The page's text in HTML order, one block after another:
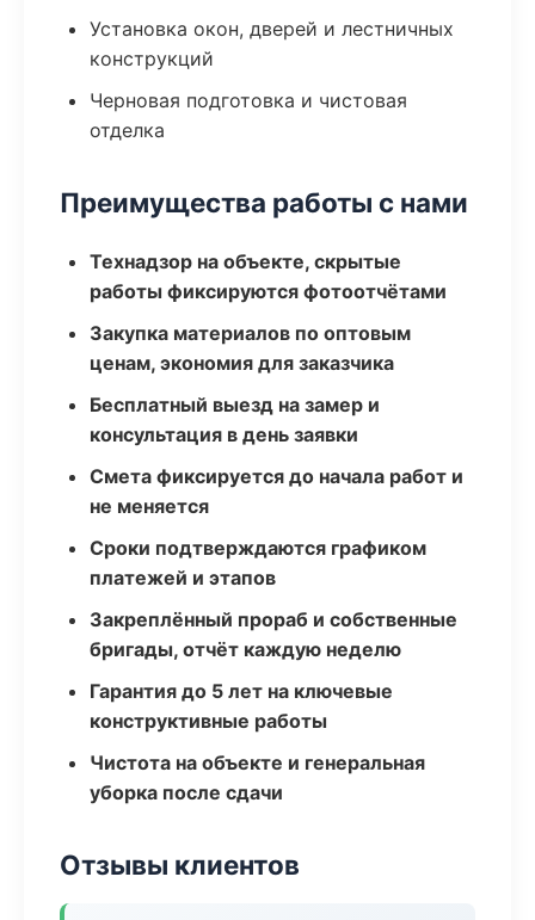
Установка окон, дверей и лестничных
конструкций
Черновая подготовка и чистовая
отделка
Преимущества работы с нами
Технадзор на объекте, скрытые
работы фиксируются фотоотчётами
Закупка материалов по оптовым
ценам, экономия для заказчика
Бесплатный выезд на замер и
консультация в день заявки
Смета фиксируется до начала работ и
не меняется
Сроки подтверждаются графиком
платежей и этапов
Закреплённый прораб и собственные
бригады, отчёт каждую неделю
Гарантия до 5 лет на ключевые
конструктивные работы
Чистота на объекте и генеральная
уборка после сдачи
Отзывы клиентов